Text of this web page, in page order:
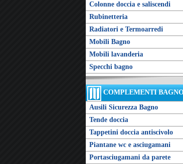
Colonne doccia e saliscendi
Rubinetteria
Radiatori e Termoarredi
Mobili Bagno
Mobili lavanderia
Specchi bagno
COMPLEMENTI
Ausili Sicurezza Bagno
Tende doccia
Tappetini doccia antiscivolo
Piantane wc e asciugamani
Portasciugamani da parete